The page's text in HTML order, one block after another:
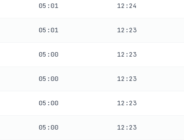
05:01 12:24
05:01 12:23
05:00 12:23
05:00 12:23
05:00 12:23
05:00 12:23